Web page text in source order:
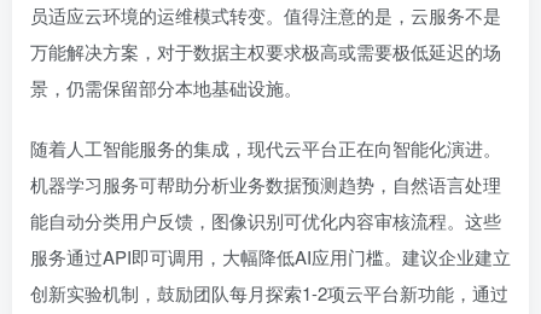
员适应云环境的运维模式转变。值得注意的是，云服务不是
万能解决方案，对于数据主权要求极高或需要极低延迟的场
景，仍需保留部分本地基础设施。
随着人工智能服务的集成，现代云平台正在向智能化演进。
机器学习服务可帮助分析业务数据预测趋势，自然语言处理
能自动分类用户反馈，图像识别可优化内容审核流程。这些
服务通过API即可调用，大幅降低AI应用门槛。建议企业建立
创新实验机制，鼓励团队每月探索1-2项云平台新功能，通过